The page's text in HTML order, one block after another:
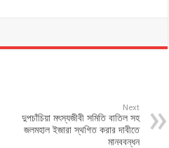
Next
দুপচাঁচিয়া মৎস্যজীবী সমিতি বাতিল সহ
জলমহাল ইজারা স্থগিত করার দাবীতে
মানববন্ধন